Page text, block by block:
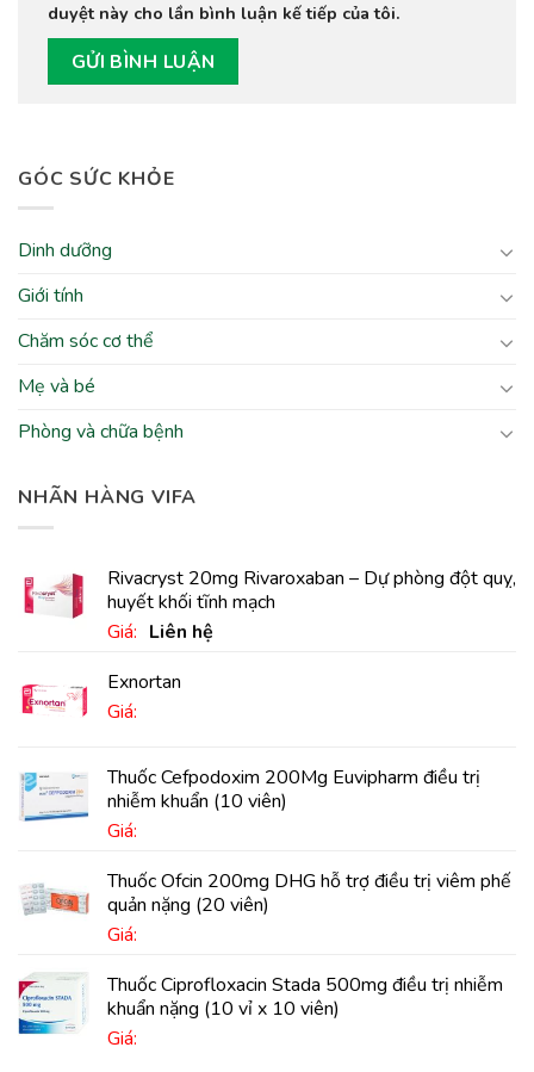
GÓC SỨC KHỎE
Dinh dưỡng
Giới tính
Chăm sóc cơ thể
Mẹ và bé
Phòng và chữa bệnh
NHÃN HÀNG VIFA
Rivacryst 20mg Rivaroxaban – Dự phòng đột quỵ,
huyết khối tĩnh mạch
Giá: Liên hệ
Exnortan
Giá:
Thuốc Cefpodoxim 200Mg Euvipharm điều trị
nhiễm khuẩn (10 viên)
Giá:
Thuốc Ofcin 200mg DHG hỗ trợ điều trị viêm phế
quản nặng (20 viên)
Giá:
Thuốc Ciprofloxacin Stada 500mg điều trị nhiễm
khuẩn nặng (10 vỉ x 10 viên)
Giá:
duyệt này cho lần bình luận kế tiếp của tôi.